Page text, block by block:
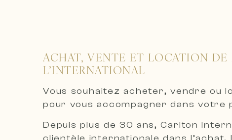
ACHAT, VENTE ET LOCATION DE
L’INTERNATIONAL
Vous souhaitez acheter, vendre ou
pour vous accompagner dans votre
Depuis plus de 30 ans, Carlton